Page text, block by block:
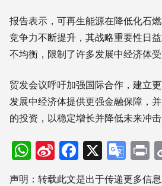
报告表示，可再生能源在降低化石
竞争力不断提升，其战略重要性日
不均衡，限制了许多发展中经济体受
贸发会议呼吁加强国际合作，建立
发展中经济体提供更强金融保障，
的投资，以稳定增长并降低未来冲击
WhatsApp
Sina
Weibo
Facebook
X
声明：转载此文是出于传递更多信